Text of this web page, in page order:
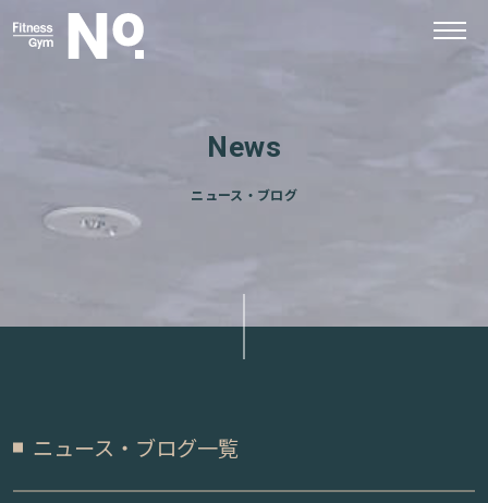
News
ニュース・ブログ
ニュース・ブログ一覧